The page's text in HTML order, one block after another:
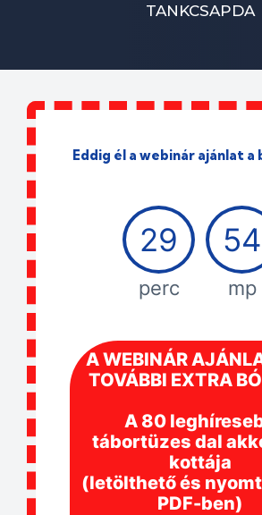
TANKCSAPDA
Eddig él a webinár ajánlat a
29
perc
52
mp
A WEBINÁR
TOVÁBBI EXTRA
A 80
tábortüzes dal
kottája
(letölthető és
PDF-ben)